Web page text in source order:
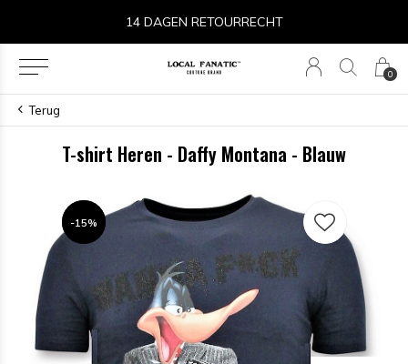
0
14 DAGEN RETOURRECHT
Terug
T-shirt Heren - Daffy Montana - Blauw
-15%
-15%